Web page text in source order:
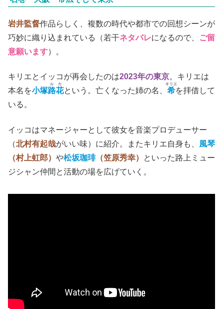
岩井監督作品らしく、複数の時代や都市での回想シーンが
巧妙に織り込まれている（若干ネタバレになるので、
ご留
意願います）。
キリエとイッコが再会したのは2023年の東京。キリエは
本名を小塚路花
ルカ
という。亡くなった姉の名、 希
キリエ
を拝借して
いる。
イッコはマネージャーとして彼女を音楽プロデューサー
（北村有起哉がいい味）に紹介。またキリエ自身も、 風琴
（村上虹郎） や松坂珈琲（笠原秀幸）
といった路上ミュー
ジシャン仲間と活動の場を広げていく。